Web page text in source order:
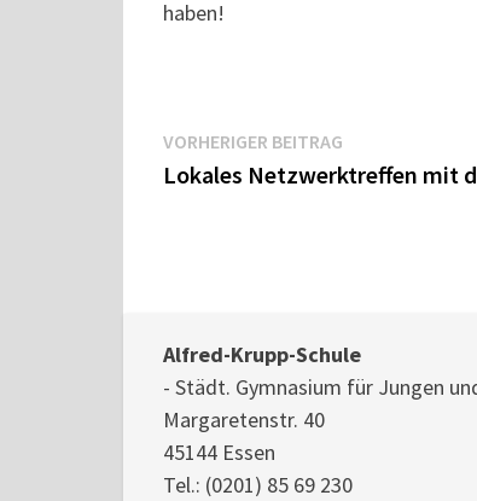
haben!
Beitragsnavigation
VORHERIGER BEITRAGVorheriger
Beitrag:
Lokales Netzwerktreffen mit
Alfred-Krupp-Schule
- Städt. Gymnasium für Jungen
Margaretenstr. 40
45144 Essen
Tel.: (0201) 85 69 230